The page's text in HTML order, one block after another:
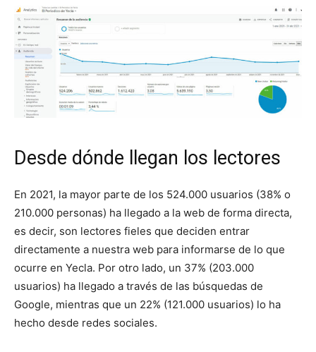
Desde dónde llegan los lectores
En 2021, la mayor parte de los 524.000 usuarios (38% o
210.000 personas) ha llegado a la web de forma directa,
es decir, son lectores fieles que deciden entrar
directamente a nuestra web para informarse de lo que
ocurre en Yecla. Por otro lado, un 37% (203.000
usuarios) ha llegado a través de las búsquedas de
Google, mientras que un 22% (121.000 usuarios) lo ha
hecho desde redes sociales.